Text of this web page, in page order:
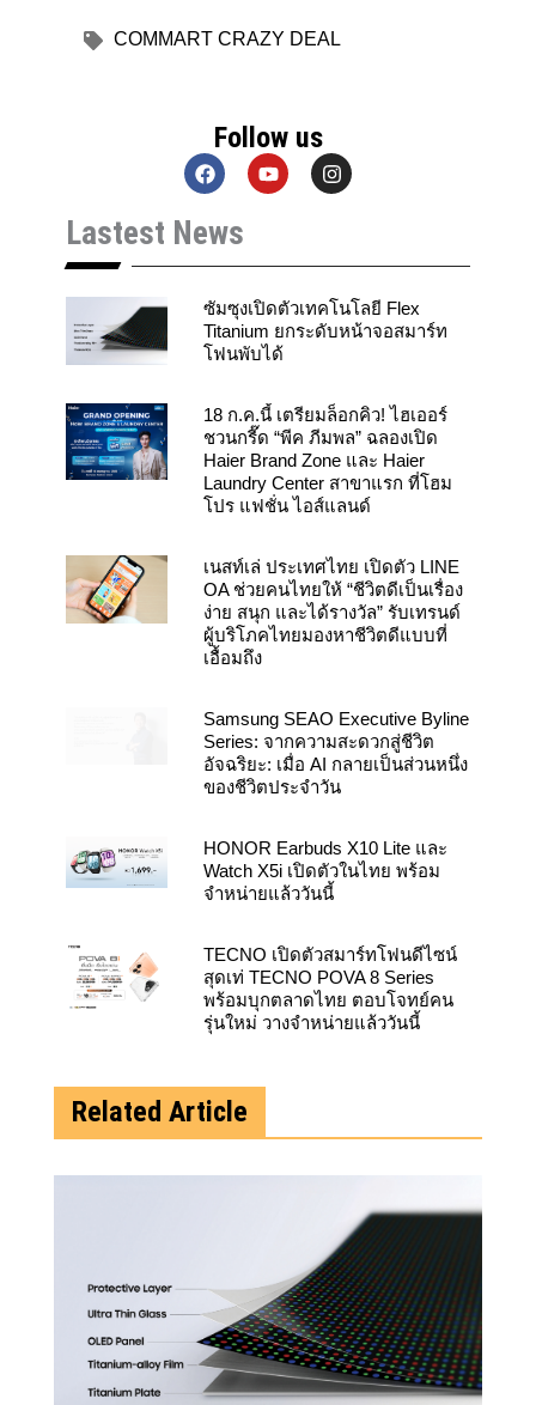
COMMART CRAZY DEAL
Follow us
F
a
e
b
o
k
Y
o
b
I
n
g
a
m
Lastest News
ซัมซุงเปิดตัวเทคโนโลยี Flex
Titanium ยกระดับหน้าจอสมาร์ท
โฟนพับได้
18 ก.ค.นี้ เตรียมล็อกคิว! ไฮเออร์
ชวนกรี๊ด “พีค ภีมพล” ฉลองเปิด
Haier Brand Zone และ Haier
Laundry Center สาขาแรก ที่โฮม
โปร แฟชั่น ไอส์แลนด์
เนสท์เล่ ประเทศไทย เปิดตัว LINE
OA ช่วยคนไทยให้ “ชีวิตดีเป็นเรื่อง
ง่าย สนุก และได้รางวัล” รับเทรนด์
ผู้บริโภคไทยมองหาชีวิตดีแบบที่
เอื้อมถึง
Samsung SEAO Executive Byline
Series: จากความสะดวกสู่ชีวิต
อัจฉริยะ: เมื่อ AI กลายเป็นส่วนหนึ่ง
ของชีวิตประจำวัน
HONOR Earbuds X10 Lite และ
Watch X5i เปิดตัวในไทย พร้อม
จำหน่ายแล้ววันนี้
TECNO เปิดตัวสมาร์ทโฟนดีไซน์
สุดเท่ TECNO POVA 8 Series
พร้อมบุกตลาดไทย ตอบโจทย์คน
รุ่นใหม่ วางจำหน่ายแล้ววันนี้
Related Article